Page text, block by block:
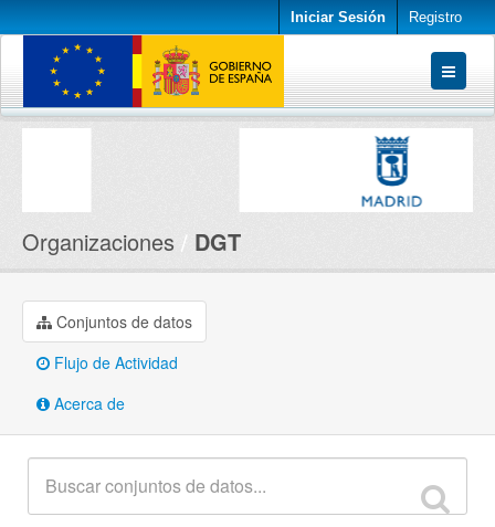
Iniciar Sesión Registro
Conjuntos de datos
Organizaciones DGT
Conjuntos de datos
Flujo de Actividad
Acerca de